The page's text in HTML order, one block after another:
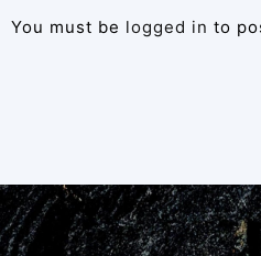
You must be logged in to